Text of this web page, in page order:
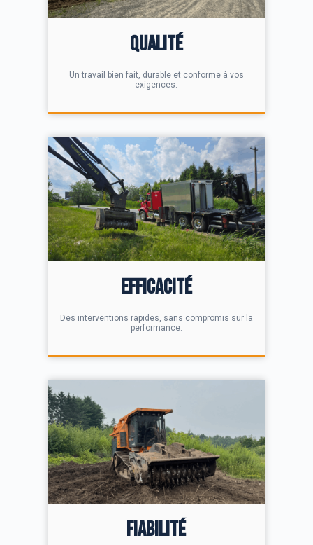
Qualité
Un travail bien fait, durable et conforme à vos
exigences.
Efficacité
Des interventions rapides, sans compromis sur la
performance.
Fiabilité